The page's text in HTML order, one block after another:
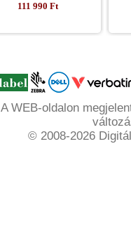
111 990 Ft
A WEB-oldalon
© 2008-2026